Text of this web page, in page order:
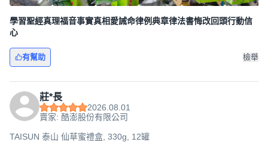
學習聖經真理福音事實真相愛誡命律例典章律法書悔改回頭行動信
心
有幫助 檢舉
莊*長
2026.08.01
賣家: 酷澎股份有限公司
TAISUN 泰山 仙草蜜禮盒, 330g, 12罐